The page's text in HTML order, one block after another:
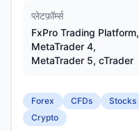
प्लेटफ़ॉर्म्स
FxPro Trading Platform,
MetaTrader 4,
MetaTrader 5, cTrader
Forex CFDs Stocks
Crypto